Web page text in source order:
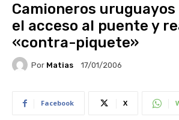
Camioneros
el acceso al puente y
«contra-piquete»
Por Matias 17/01/2006
Facebook X